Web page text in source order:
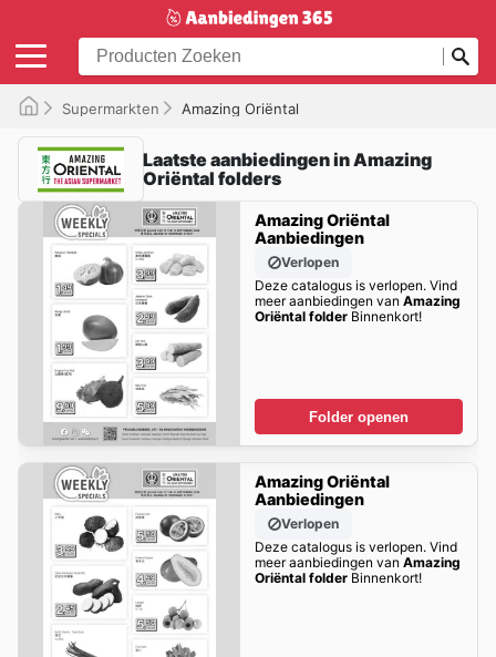
Supermarkten Amazing Oriëntal
Laatste aanbiedingen in Amazing
Oriëntal folders
Amazing Oriëntal
Aanbiedingen
Verlopen
Deze catalogus is verlopen. Vind
meer aanbiedingen van Amazing
Oriëntal folderBinnenkort!
Folder openen
Amazing Oriëntal
Aanbiedingen
Verlopen
Deze catalogus is verlopen. Vind
meer aanbiedingen van Amazing
Oriëntal folderBinnenkort!